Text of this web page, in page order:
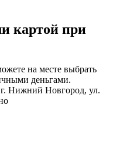
картой при
на месте выбрать
деньгами.
Нижний Новгород, ул.